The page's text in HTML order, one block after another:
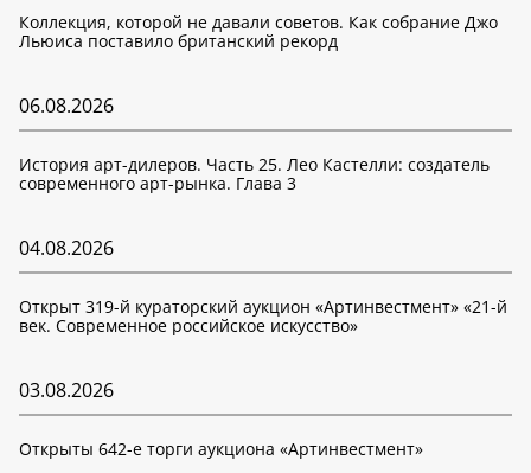
Коллекция, которой не давали советов. Как собрание Джо
Льюиса поставило британский рекорд
06.08.2026
История арт-дилеров. Часть 25. Лео Кастелли: создатель
современного арт-рынка. Глава 3
04.08.2026
Открыт 319-й кураторский аукцион «Артинвестмент» «21-й
век. Современное российское искусство»
03.08.2026
Открыты 642-е торги аукциона «Артинвестмент»